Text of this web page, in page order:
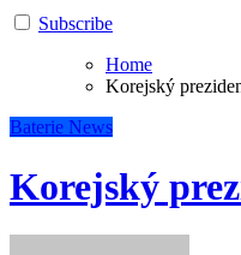
Subscribe
Home
Korejský
Baterie News
Korejský